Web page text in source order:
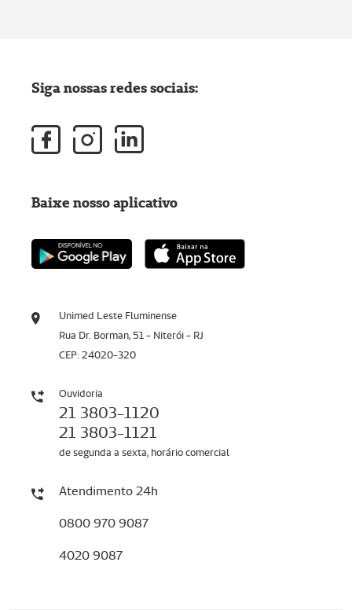
Unimed Leste Fluminense
Rua Dr. Borman, 51 - Niterói - RJ
CEP: 24020-320
Ouvidoria
21 3803-1120
21 3803-1121
de segunda a sexta, horário comercial
Atendimento 24h
0800 970 9087
4020 9087
Siga nossas redes sociais:
Baixe nosso aplicativo